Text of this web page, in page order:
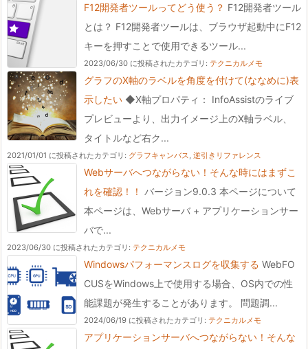
F12開発者ツールってどう使う？ F12開発者ツール
とは？ F12開発者ツールは、ブラウザ起動中にF12
キーを押すことで使用できるツール...
2023/06/30 に投稿されたカテゴリ: テクニカルメモ
グラフのX軸のラベルを角度を付けて(ななめに)表
示したい ◆X軸プロパティ： InfoAssistのライブ
プレビューより、出力イメージ上のX軸ラベル、
タイトルなど右ク...
2021/01/01 に投稿されたカテゴリ: グラフキャンバス, 逆引きリファレンス
Webサーバへつながらない！そんな時にはまずこ
れを確認！！ バージョン9.0.3 本ページについて
本ページは、Webサーバ + アプリケーションサー
バで...
2023/06/30 に投稿されたカテゴリ: テクニカルメモ
Windowsパフォーマンスログを収集する WebFO
CUSをWindows上で使用する場合、OS内での性
能課題が発生することがあります。 問題調...
2024/06/19 に投稿されたカテゴリ: テクニカルメモ
アプリケーションサーバへつながらない！そんな